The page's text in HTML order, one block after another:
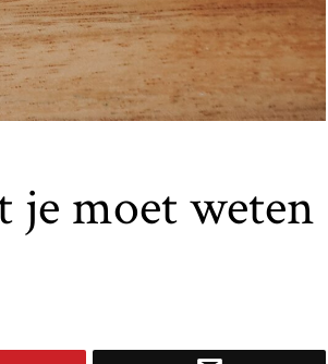
je moet weten